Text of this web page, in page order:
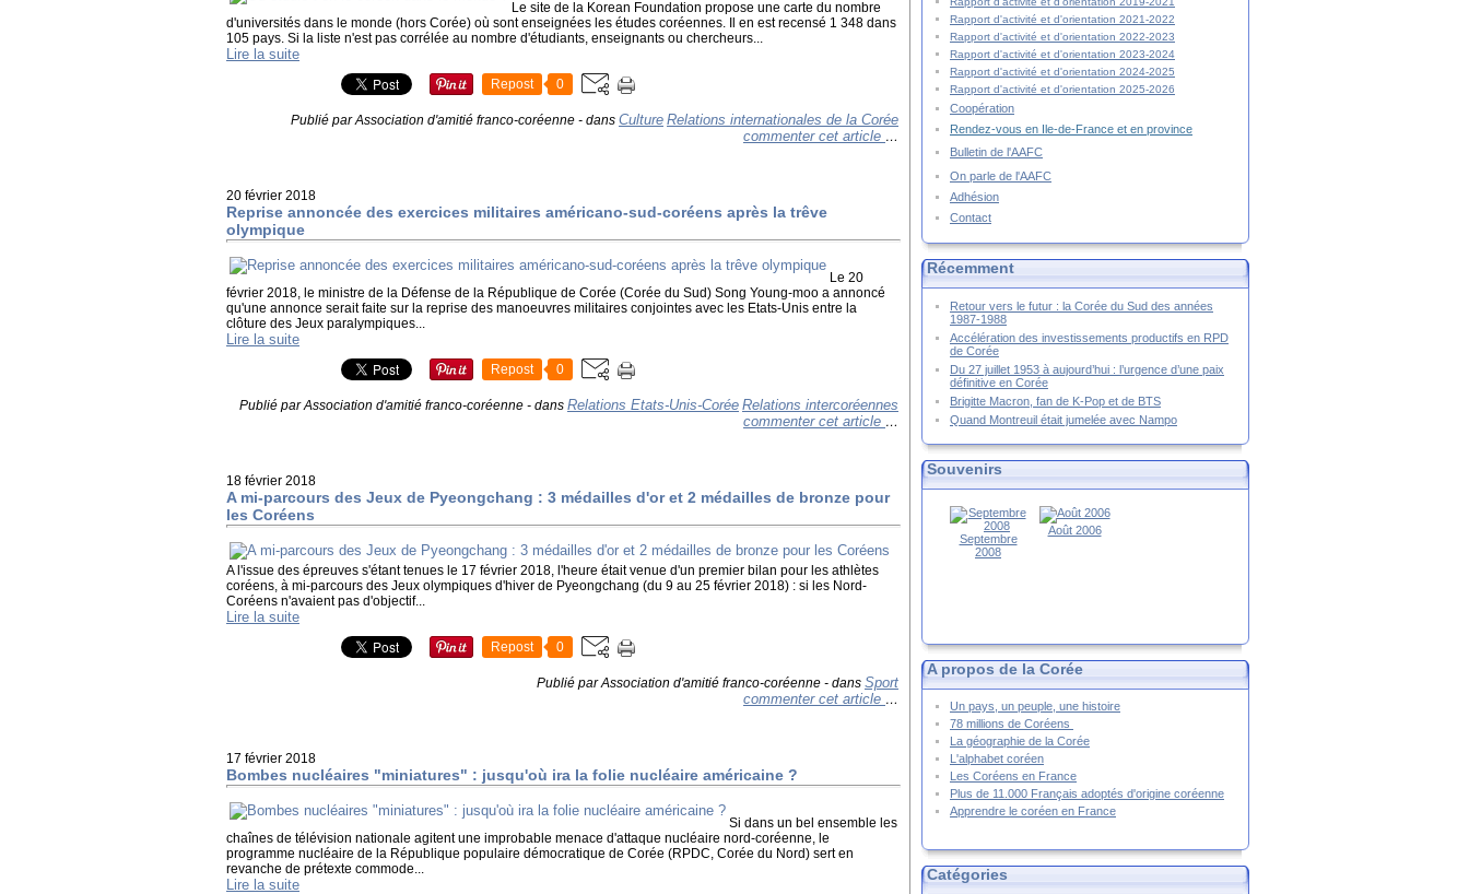
Le site de la Korean Foundation propose une carte du nombre
d'universités dans le monde (hors Corée) où sont enseignées les études coréennes. Il en est recensé 1 348 dans
105 pays. Si la liste n'est pas corrélée au nombre d'étudiants, enseignants ou chercheurs...
Lire la suite
Repost 0
Publié par Association d'amitié franco-coréenne - dans Culture Relations internationales de la Corée
commenter cet article …
20 février 2018
Reprise annoncée des exercices militaires américano-sud-coréens après la trêve
olympique
Le 20
février 2018, le ministre de la Défense de la République de Corée (Corée du Sud) Song Young-moo a annoncé
qu'une annonce serait faite sur la reprise des manoeuvres militaires conjointes avec les Etats-Unis entre la
clôture des Jeux paralympiques...
Lire la suite
Repost 0
Publié par Association d'amitié franco-coréenne - dans Relations Etats-Unis-Corée Relations intercoréennes
commenter cet article …
18 février 2018
A mi-parcours des Jeux de Pyeongchang : 3 médailles d'or et 2 médailles de bronze pour
les Coréens
A l'issue des épreuves s'étant tenues le 17 février 2018, l'heure était venue d'un premier bilan pour les athlètes
coréens, à mi-parcours des Jeux olympiques d'hiver de Pyeongchang (du 9 au 25 février 2018) : si les Nord-
Coréens n'avaient pas d'objectif...
Lire la suite
Repost 0
Publié par Association d'amitié franco-coréenne - dans Sport
commenter cet article …
17 février 2018
Bombes nucléaires "miniatures" : jusqu'où ira la folie nucléaire américaine ?
Si dans un bel ensemble les
chaînes de télévision nationale agitent une improbable menace d'attaque nucléaire nord-coréenne, le
programme nucléaire de la République populaire démocratique de Corée (RPDC, Corée du Nord) sert en
revanche de prétexte commode...
Lire la suite
Rapport d'activité et d'orientation 2021-2022
Rapport d'activité et d'orientation 2022-2023
Rapport d'activité et d'orientation 2023-2024
Rapport d'activité et d'orientation 2024-2025
Rapport d'activité et d'orientation 2025-2026
Coopération
Rendez-vous en Ile-de-France et en province
Bulletin de l'AAFC
On parle de l'AAFC
Adhésion
Contact
Récemment
Retour vers le futur : la Corée du Sud des années
1987-1988
Accélération des investissements productifs en RPD
de Corée
Du 27 juillet 1953 à aujourd’hui : l’urgence d’une paix
définitive en Corée
Brigitte Macron, fan de K-Pop et de BTS
Quand Montreuil était jumelée avec Nampo
Souvenirs
Septembre
2008
Août 2006
A propos de la Corée
Un pays, un peuple, une histoire
78 millions de Coréens
La géographie de la Corée
L'alphabet coréen
Les Coréens en France
Plus de 11.000 Français adoptés d'origine coréenne
Apprendre le coréen en France
Catégories